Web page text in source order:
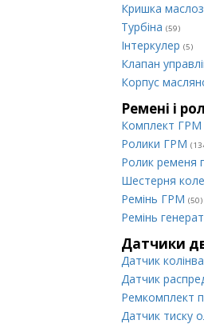
Кришка
Турбіна (59)
Інтеркулер (5)
Клапан
Корпус
Ремені і
Комплект ГРМ
Ролики ГРМ
Ролик ременя
Шестерня
Ремінь ГРМ (50)
Ремінь
Датчики
Датчик
Датчик
Ремкомплект
Датчик тиску